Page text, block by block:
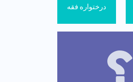
درختواره فقه